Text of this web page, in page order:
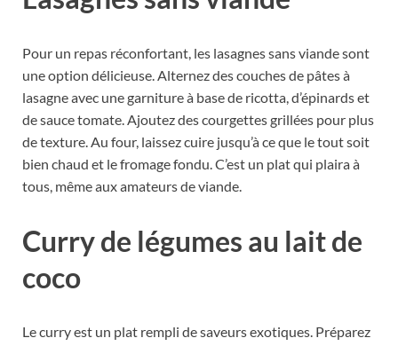
Pour un repas réconfortant, les lasagnes sans viande sont
une option délicieuse. Alternez des couches de pâtes à
lasagne avec une garniture à base de ricotta, d’épinards et
de sauce tomate. Ajoutez des courgettes grillées pour plus
de texture. Au four, laissez cuire jusqu’à ce que le tout soit
bien chaud et le fromage fondu. C’est un plat qui plaira à
tous, même aux amateurs de viande.
Curry de légumes au lait de
coco
Le curry est un plat rempli de saveurs exotiques. Préparez